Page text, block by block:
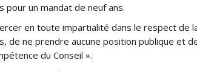
un mandat de neuf ans.
en toute impartialité dans le respect de
ne prendre aucune position publique et
du Conseil ».